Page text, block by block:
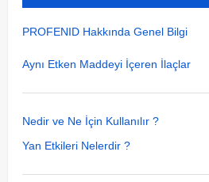
PROFENID Hakkında Genel Bilgi
Aynı Etken Maddeyi İçeren İlaçlar
Nedir ve Ne İçin Kullanılır ?
Yan Etkileri Nelerdir ?